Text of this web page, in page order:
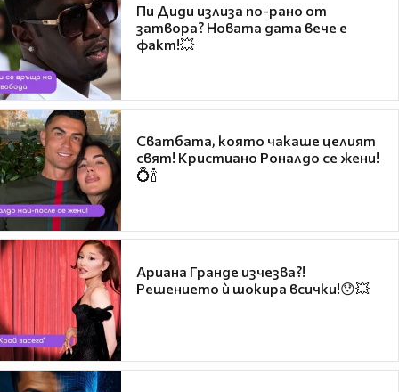
Пи Диди излиза по-рано от
затвора? Новата дата вече е
факт!💥
Сватбата, която чакаше целият
свят! Кристиано Роналдо се жени!
💍🍾
Ариана Гранде изчезва?!
Решението ѝ шокира всички!😯💥